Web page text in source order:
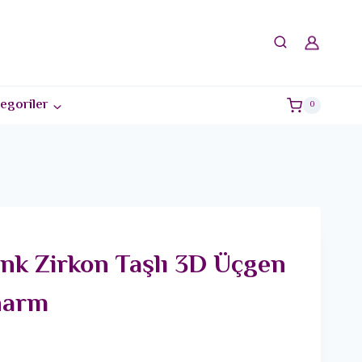
0
Zirkon Taşlı 3D Üçgen